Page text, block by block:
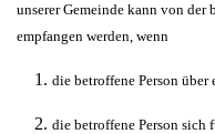
unserer Gemeinde kann von der
empfangen werden, wenn
die betroffene Person
die betroffene Person sich